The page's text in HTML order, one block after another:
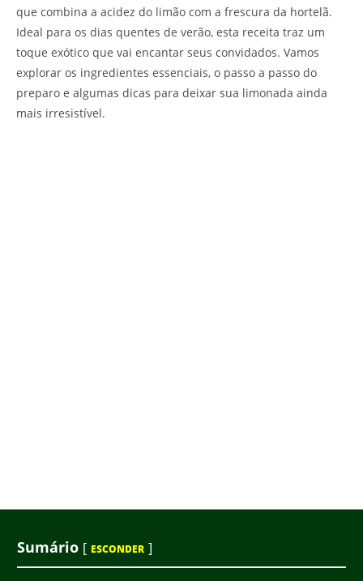
que combina a acidez do limão com a frescura da hortelã.
Ideal para os dias quentes de verão, esta receita traz um
toque exótico que vai encantar seus convidados. Vamos
explorar os ingredientes essenciais, o passo a passo do
preparo e algumas dicas para deixar sua limonada ainda
mais irresistível.
Sumário [ ESCONDER ]